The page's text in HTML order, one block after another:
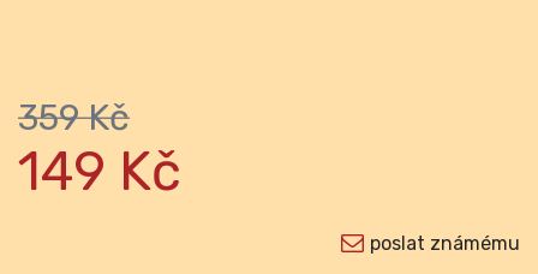
359 Kč
149 Kč
poslat známému